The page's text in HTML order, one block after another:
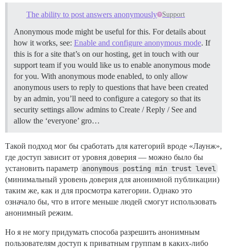
The ability to post answers anonymously Support
Anonymous mode might be useful for this. For details about
how it works, see: Enable and configure anonymous mode. If
this is for a site that’s on our hosting, get in touch with our
support team if you would like us to enable anonymous mode
for you. With anonymous mode enabled, to only allow
anonymous users to reply to questions that have been created
by an admin, you’ll need to configure a category so that its
security settings allow admins to Create / Reply / See and
allow the ‘everyone’ gro…
Такой подход мог бы сработать для категорий вроде «Лаунж»,
где доступ зависит от уровня доверия — можно было бы
установить параметр anonymous posting min trust level
(минимальный уровень доверия для анонимной публикации)
таким же, как и для просмотра категории. Однако это
означало бы, что в итоге меньше людей смогут использовать
анонимный режим.
Но я не могу придумать способа разрешить анонимным
пользователям доступ к приватным группам в каких-либо